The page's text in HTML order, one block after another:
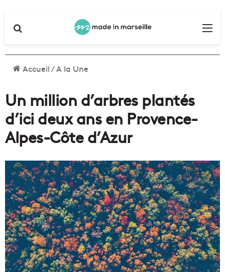
Accueil/A la Une
Un million d’arbres plantés
d’ici deux ans en Provence-
Alpes-Côte d’Azur